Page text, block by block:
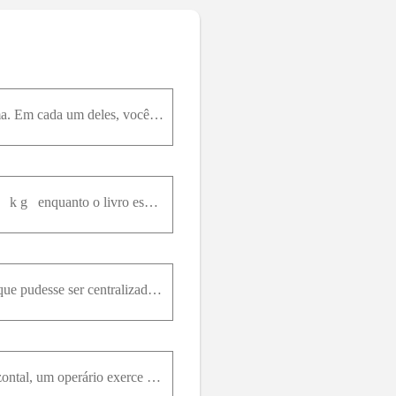
Em cada um dos Problemas de 69 a 72, é fornecida uma ou mais equações para resolver um problema. Em cada um deles, você deve a. Redigir um problema realista para o qual a(s) equação(ções) seja(m) apro
Na Fig. 7-32, uma força horizontal F de módulo 20,0 N é aplicada a um livro de psicologia de 3,00 k g enquanto o livro escorrega por uma distância d = 0,500 m ao longo de uma rampa de incl
(a) Em 1975, o teto do velódromo de Montreal, com um peso de 360k N , foi levantado 10c m para que pudesse ser centralizado. Que trabalho foi realizado sobre o teto pelas forças que o ergueram? (b) Em
Para empurrar um engradado de 25,0k g para cima em um plano inclinado de 25 ° em relação à horizontal, um operário exerce uma força de 209N paralela ao plano inclinado. Quando o engradado percorre 1,5